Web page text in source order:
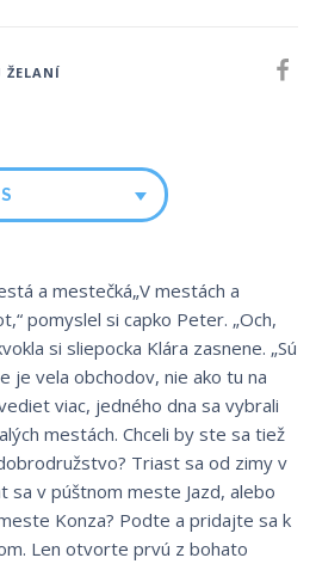
ŽELANÍ
a mestečká„V mestách a
pomyslel si capko Peter. „Och,
si sliepocka Klára zasnene. „Sú
je vela obchodov, nie ako tu na
viac, jedného dna sa vybrali
mestách. Chceli by ste sa tiež
Triast sa od zimy v
sa v púštnom meste Jazd, alebo
Konza? Podte a pridajte sa k
Len otvorte prvú z bohato